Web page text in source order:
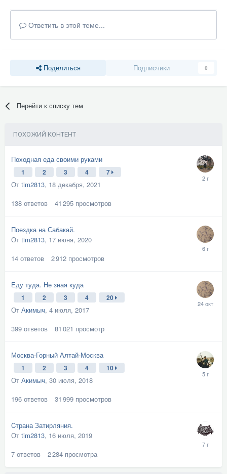
Ответить в этой теме...
Поделиться Подписчики 0
Перейти к списку тем
ПОХОЖИЙ КОНТЕНТ
Походная еда своими руками
1 2 3 4 7
От tim2813, 18 декабря, 2021
138 ответов 41 295 просмотров
Поездка на Сабакай.
От tim2813, 17 июня, 2020
14 ответов 2 912 просмотров
Еду туда. Не зная куда
1 2 3 4 20
От Акимыч, 4 июля, 2017
399 ответов 81 021 просмотр
Москва-Горный Алтай-Москва
1 2 3 4 10
От Акимыч, 30 июля, 2018
196 ответов 31 999 просмотров
Cтрана Затирляния.
От tim2813, 16 июля, 2019
7 ответов 2 284 просмотра